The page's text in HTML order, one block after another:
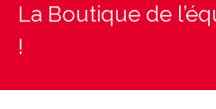
Les rendez-vous du club
La Boutique de
!